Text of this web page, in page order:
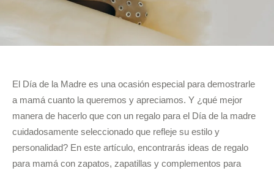
El Día de la Madre es una ocasión especial para demostrarle
a mamá cuanto la queremos y apreciamos. Y ¿qué mejor
manera de hacerlo que con un regalo para el Día de la madre
cuidadosamente seleccionado que refleje su estilo y
personalidad? En este artículo, encontrarás ideas de regalo
para mamá con zapatos, zapatillas y complementos para